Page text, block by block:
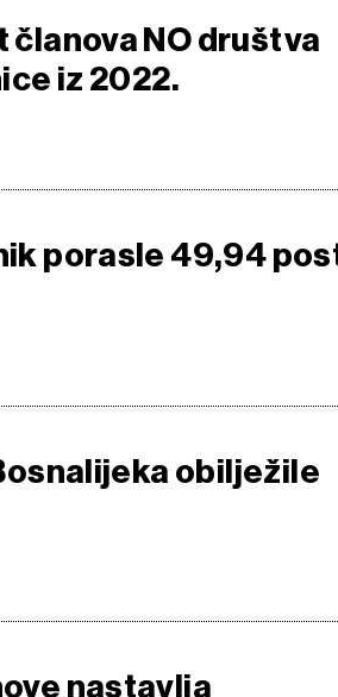
NO društva
iz 2022.
porasle 49,94
obilježile
nastavlja